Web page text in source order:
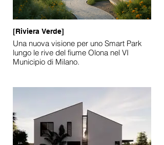
[Riviera Verde]
Una nuova visione per uno Smart Park
lungo le rive del fiume Olona nel VI
Municipio di Milano.